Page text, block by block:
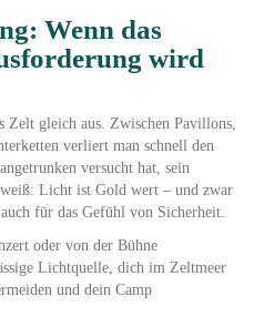
Wenn das
wird
Zelt gleich aus. Zwischen Pavillons,
verliert man schnell den
versucht hat, sein
Licht ist Gold wert – und zwar
für das Gefühl von Sicherheit.
oder von der Bühne
Lichtquelle, dich im Zeltmeer
und dein Camp